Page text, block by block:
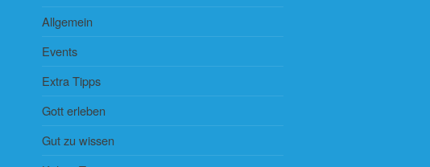
Allgemein
Events
Extra Tipps
Gott erleben
Gut zu wissen